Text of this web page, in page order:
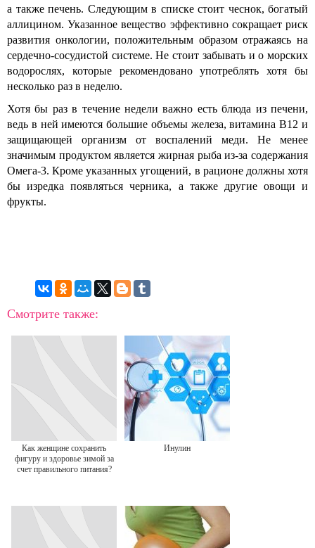
а также печень. Следующим в списке стоит чеснок, богатый
аллицином. Указанное вещество эффективно сокращает риск
развития онкологии, положительным образом отражаясь на
сердечно-сосудистой системе. Не стоит забывать и о морских
водорослях, которые рекомендовано употреблять хотя бы
несколько раз в неделю.
Хотя бы раз в течение недели важно есть блюда из печени,
ведь в ней имеются большие объемы железа, витамина B12 и
защищающей организм от воспалений меди. Не менее
значимым продуктом является жирная рыба из-за содержания
Омега-3. Кроме указанных угощений, в рационе должны хотя
бы изредка появляться черника, а также другие овощи и
фрукты.
Смотрите также:
Как женщине сохранить
фигуру и здоровье зимой за
счет правильного питания?
Инулин